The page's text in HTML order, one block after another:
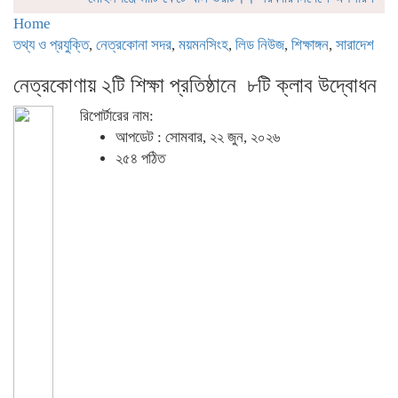
Home
তথ্য ও প্রযুক্তি, নেত্রকোনা সদর, ময়মনসিংহ, লিড নিউজ, শিক্ষাঙ্গন, সারাদেশ
নেত্রকোণায় ২টি শিক্ষা প্রতিষ্ঠানে ৮টি ক্লাব উদ্বোধন
রিপোর্টারের নাম:
আপডেট : সোমবার, ২২ জুন, ২০২৬
২৫৪ পঠিত